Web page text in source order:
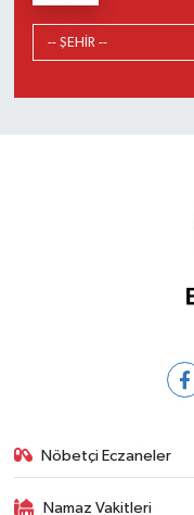
Nöbetçi Eczaneler
Namaz Vakitleri